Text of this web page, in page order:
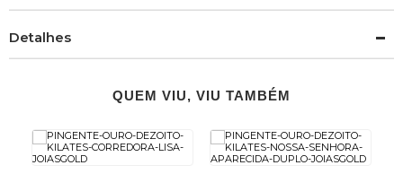
Detalhes
QUEM VIU, VIU TAMBÉM